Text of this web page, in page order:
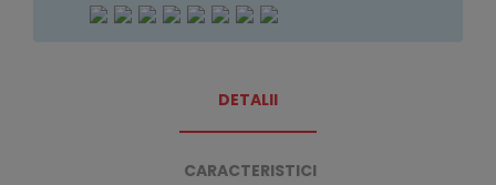
DETALII
CARACTERISTICI